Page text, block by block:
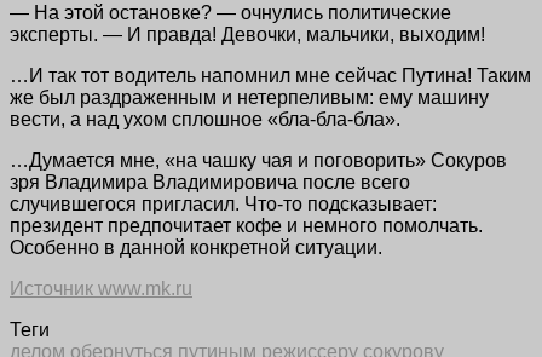
— На этой остановке? — очнулись политические
эксперты. — И правда! Девочки, мальчики, выходим!
…И так тот водитель напомнил мне сейчас Путина! Таким
же был раздраженным и нетерпеливым: ему машину
вести, а над ухом сплошное «бла-бла-бла».
…Думается мне, «на чашку чая и поговорить» Сокуров
зря Владимира Владимировича после всего
случившегося пригласил. Что-то подсказывает:
президент предпочитает кофе и немного помолчать.
Особенно в данной конкретной ситуации.
Источник www.mk.ru
Теги
делом обернуться путиным режиссеру сокурову